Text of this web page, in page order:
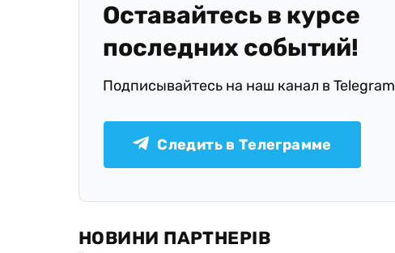
Оставайтесь в курсе
последних событий!
Подписывайтесь на наш канал в Telegram
Следить в Телеграмме